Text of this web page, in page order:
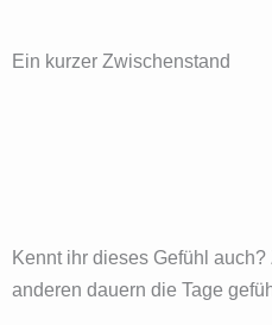
Ein kurzer Zwischenstand
Kennt ihr dieses Gefühl
anderen dauern die Tage